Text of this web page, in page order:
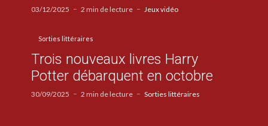
03/12/2025 2 min de lecture Jeux vidéo
Sorties littéraires
Trois nouveaux livres Harry
Potter débarquent en octobre
30/09/2025 2 min de lecture Sorties littéraires